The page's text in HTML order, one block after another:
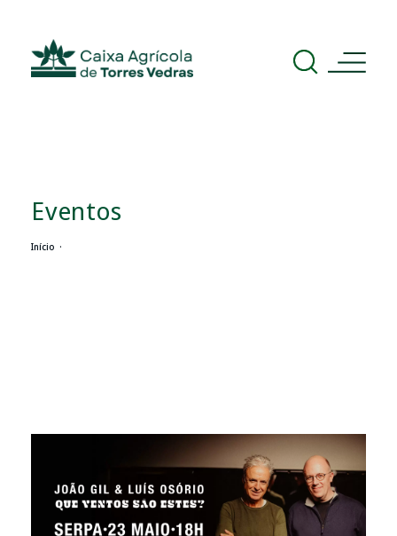
Eventos
Início ·